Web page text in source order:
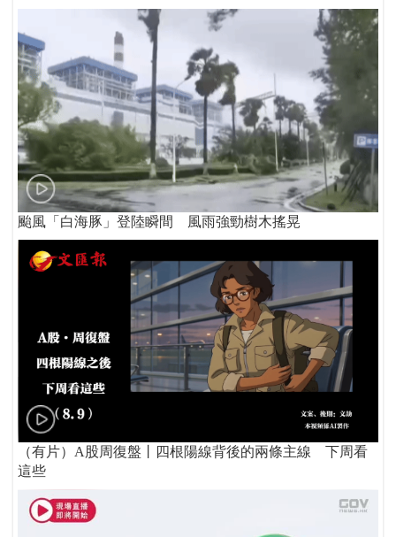
颱風「白海豚」登陸瞬間 風雨強勁樹木搖晃
（有片）A股周復盤丨四根陽線背後的兩條主線 下周看
這些